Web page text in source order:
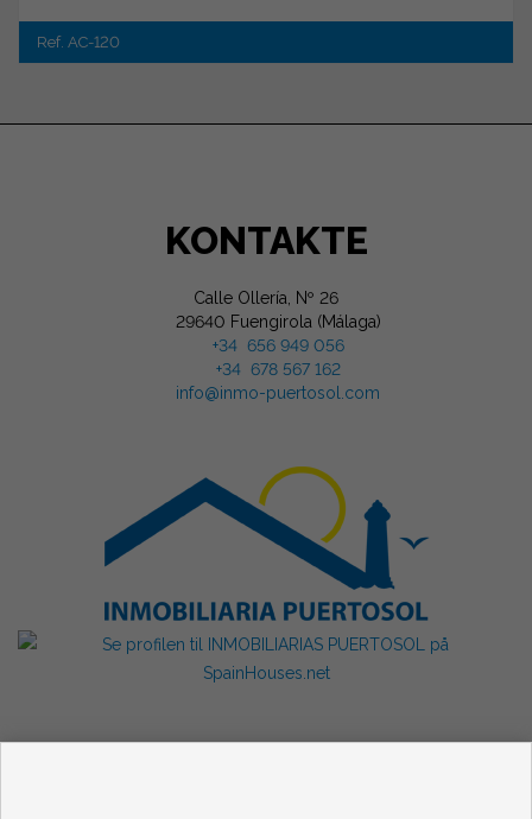
Ref. AC-120
KONTAKTE
Calle Ollería, Nº 26
29640 Fuengirola (Málaga)
+34 656 949 056
+34 678 567 162
info@inmo-puertosol.com